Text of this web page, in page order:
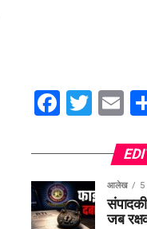
आलेख 5
जब